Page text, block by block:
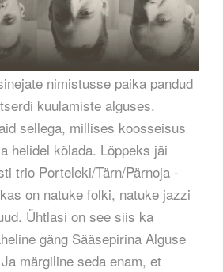
nimistusse paika pandud
kuulamiste alguses.
sellega, millises koosseisus
helidel kõlada. Lõppeks jäi
trio Porteleki/Tärn/Pärnoja -
on natuke folki, natuke jazzi
Ühtlasi on see siis ka
gäng Sääsepirina Alguse
märgiline seda enam, et